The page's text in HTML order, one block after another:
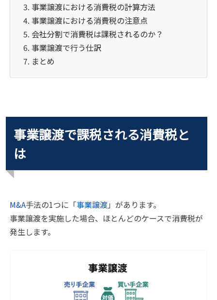
事業譲渡における消費税の計算方法
事業譲渡における消費税の注意点
会社分割で消費税は課税されるのか？
事業譲渡で行う仕訳
まとめ
事業譲渡で課税される消費税と
は
M&A手法の1つに「事業譲渡」があります。
事業譲渡を実施した場合、ほとんどのケースで消費税が
発生します。